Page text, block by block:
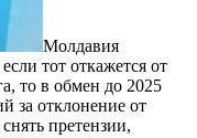
Молдавия
тот откажется от
то в обмен до 2025
за отклонение от
претензии,